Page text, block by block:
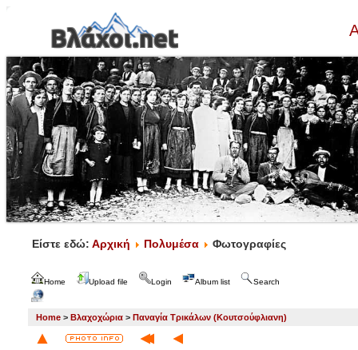
Είστε εδώ: Αρχική Πολυμέσα Φωτογραφίες
Home Upload file Login Album list Search
Home > Βλαχοχώρια > Παναγία Τρικάλων (Κουτσούφλιανη)